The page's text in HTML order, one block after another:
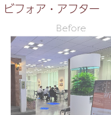
ビフォア・アフター